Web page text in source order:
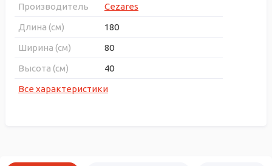
Производитель
Cezares
Длина (см)
180
Ширина (см)
80
Высота (см)
40
Все характеристики